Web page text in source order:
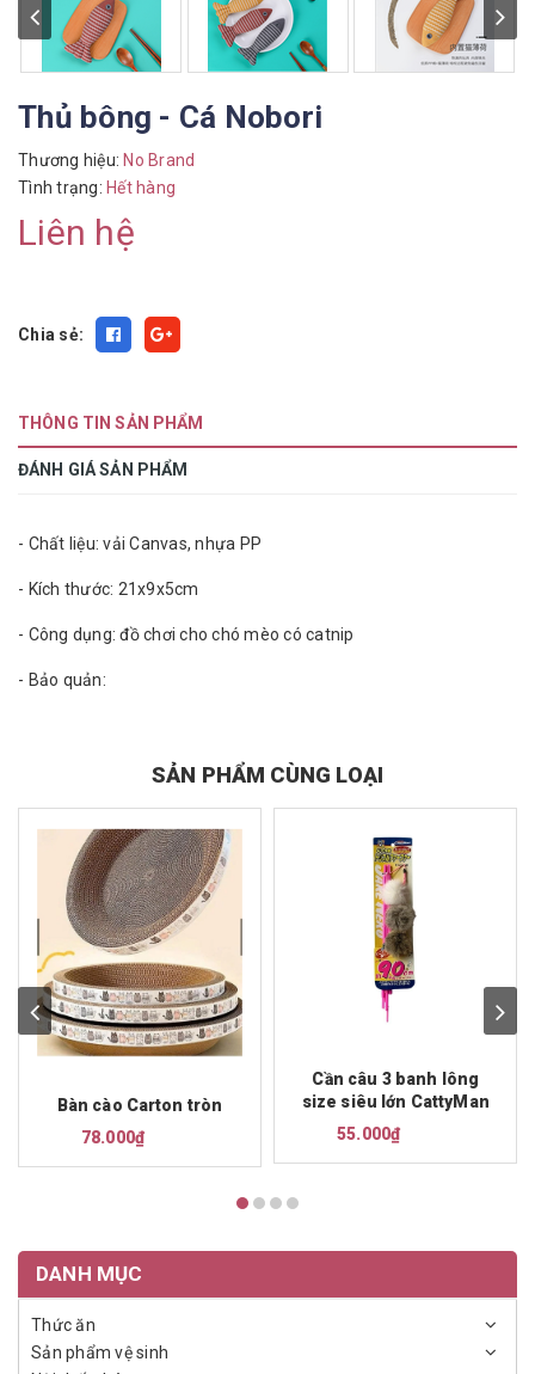
Thủ bông - Cá Nobori
Thương hiệu: No Brand
Tình trạng: Hết hàng
Liên hệ
Chia sẻ:
THÔNG TIN SẢN PHẨM
ĐÁNH GIÁ SẢN PHẨM
- Chất liệu: vải Canvas, nhựa PP
- Kích thước: 21x9x5cm
- Công dụng: đồ chơi cho chó mèo có catnip
- Bảo quản:
SẢN PHẨM CÙNG LOẠI
Bàn cào Carton tròn
78.000₫
Cần câu 3 banh lông
size siêu lớn CattyMan
55.000₫
DANH MỤC
Thức ăn
Sản phẩm vệ sinh